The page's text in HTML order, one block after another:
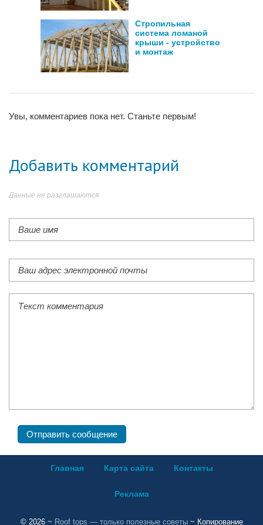
Стропильная
система ломаной
крыши - устройство
и монтаж
Увы, комментариев пока нет. Станьте первым!
Добавить комментарий
Данные не разглашаются
Главная Карта сайта Контакты
Реклама
© 2026~ Roof tops — только полезные советы~ Копирование